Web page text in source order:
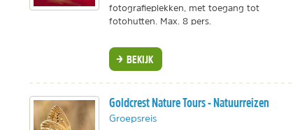
fotografieplekken, met toegang tot
fotohutten. Max. 8 pers.
BEKIJK
Goldcrest Nature Tours - Natuurreizen
Groepsreis